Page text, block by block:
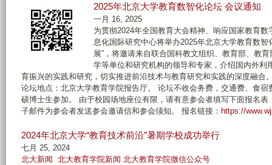
2025年北京大学教育数智化论坛 会议通知
一月 16, 2025
为贯彻2024年全国教育大会精神、响应国家教育
息化国际研究中心将举办2025年北京大学教育数
展”，将邀请来自联合国科教文组织、教育部、教
学等单位和研究机构的领导和专家，介绍国内外
育振兴的实践和研究，切实推进前沿技术与教育研究和实践的深度融合
论坛地点：北京大学教育学院报告厅。 论坛不收会务费，交通费、食
硕博士生参加。 由于校园场地座位有限，请有意参会者填写下面报名
子邮件为参会者发送参会邀请信和参会须知。 报名链接： https://
2024年北京大学“教育技术前沿”暑期学校成功举行
七月 25, 2024
北大新闻 北大教育学院新闻 北大教育学院微信公众号